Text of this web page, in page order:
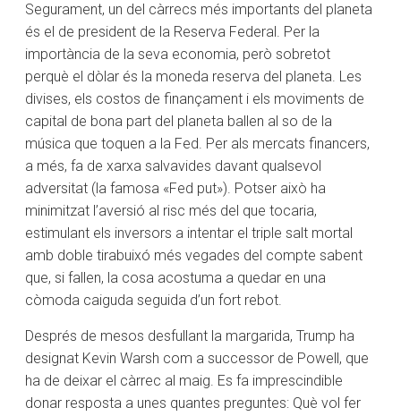
Segurament, un del càrrecs més importants del planeta
és el de president de la Reserva Federal. Per la
importància de la seva economia, però sobretot
perquè el dòlar és la moneda reserva del planeta. Les
divises, els costos de finançament i els moviments de
capital de bona part del planeta ballen al so de la
música que toquen a la Fed. Per als mercats financers,
a més, fa de xarxa salvavides davant qualsevol
adversitat (la famosa «Fed put»). Potser això ha
minimitzat l’aversió al risc més del que tocaria,
estimulant els inversors a intentar el triple salt mortal
amb doble tirabuixó més vegades del compte sabent
que, si fallen, la cosa acostuma a quedar en una
còmoda caiguda seguida d’un fort rebot.
Després de mesos desfullant la margarida, Trump ha
designat Kevin Warsh com a successor de Powell, que
ha de deixar el càrrec al maig. Es fa imprescindible
donar resposta a unes quantes preguntes: Què vol fer